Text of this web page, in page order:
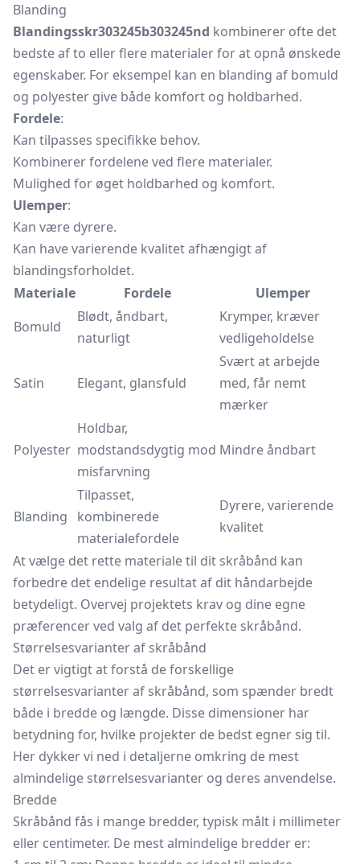
Blanding
Blandingsskr303245b303245nd kombinerer ofte det
bedste af to eller flere materialer for at opnå ønskede
egenskaber. For eksempel kan en blanding af bomuld
og polyester give både komfort og holdbarhed.
Fordele:
Kan tilpasses specifikke behov.
Kombinerer fordelene ved flere materialer.
Mulighed for øget holdbarhed og komfort.
Ulemper:
Kan være dyrere.
Kan have varierende kvalitet afhængigt af
blandingsforholdet.
Materiale
Fordele
Ulemper
Bomuld
Blødt, åndbart,
naturligt
Krymper, kræver
vedligeholdelse
Satin Elegant, glansfuld
Svært at arbejde
med, får nemt
mærker
Polyester
Holdbar,
modstandsdygtig mod
misfarvning
Mindre åndbart
Blanding
Tilpasset,
kombinerede
materialefordele
Dyrere, varierende
kvalitet
At vælge det rette materiale til dit skråbånd kan
forbedre det endelige resultat af dit håndarbejde
betydeligt. Overvej projektets krav og dine egne
præferencer ved valg af det perfekte skråbånd.
Størrelsesvarianter af skråbånd
Det er vigtigt at forstå de forskellige
størrelsesvarianter af skråbånd, som spænder bredt
både i bredde og længde. Disse dimensioner har
betydning for, hvilke projekter de bedst egner sig til.
Her dykker vi ned i detaljerne omkring de mest
almindelige størrelsesvarianter og deres anvendelse.
Bredde
Skråbånd fås i mange bredder, typisk målt i millimeter
eller centimeter. De mest almindelige bredder er: